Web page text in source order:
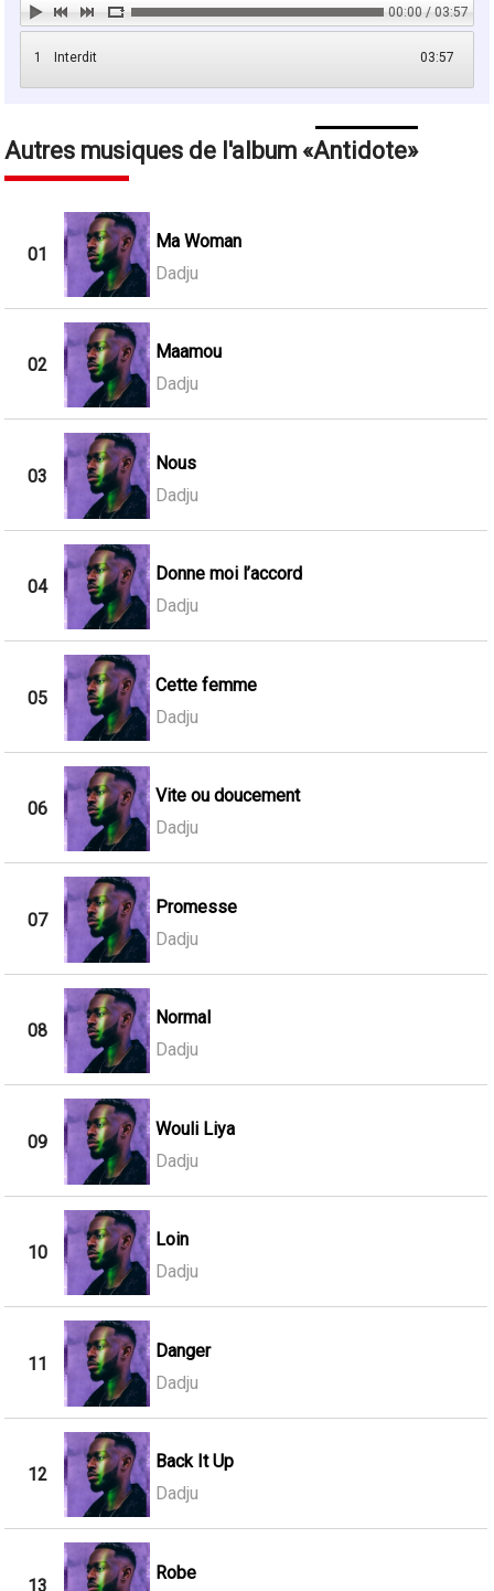
00:00 / 03:57
1 03:57
Interdit
Autres musiques de l'album Antidote
01
Ma Woman
Dadju
02
Maamou
Dadju
03
Nous
Dadju
04
Donne moi l’accord
Dadju
05
Cette femme
Dadju
06
Vite ou doucement
Dadju
07
Promesse
Dadju
08
Normal
Dadju
09
Wouli Liya
Dadju
10
Loin
Dadju
11
Danger
Dadju
12
Back It Up
Dadju
13
Robe